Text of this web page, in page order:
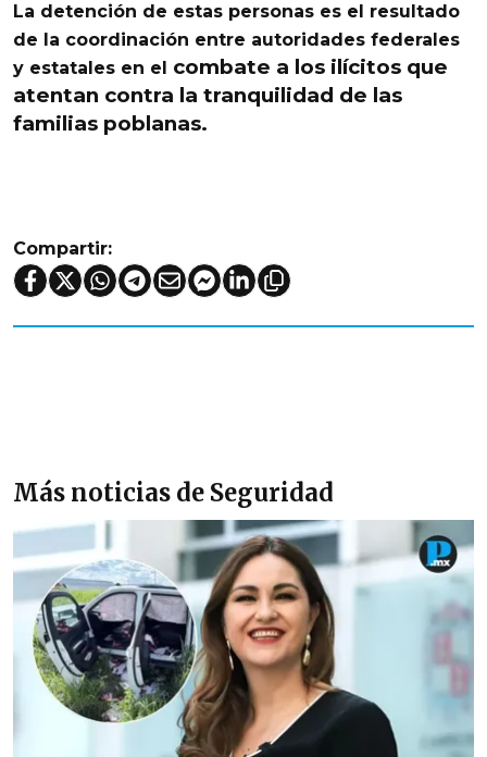
La detención de estas personas es el resultado
de la coordinación entre autoridades federales
y estatales en el
combate a los ilícitos que
atentan contra la tranquilidad de las
familias poblanas.
Compartir:
Más noticias de Seguridad